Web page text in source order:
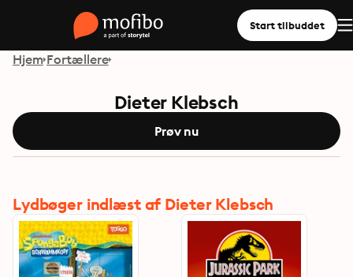
Start tilbuddet
Hjem Fortællere
Dieter Klebsch
Prøv nu
Lydbøger indlæst af Dieter Klebsch